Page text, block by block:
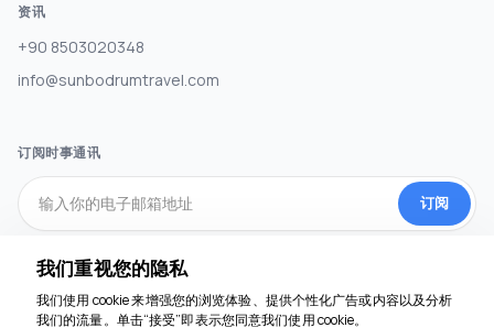
资讯
+90 8503020348
info@sunbodrumtravel.com
订阅时事通讯
订阅
社交媒体
我们重视您的隐私
我们使用 cookie 来增强您的浏览体验、提供个性化广告或内容以及分析
我们的流量。单击“接受”即表示您同意我们使用 cookie。我们随时为您服务